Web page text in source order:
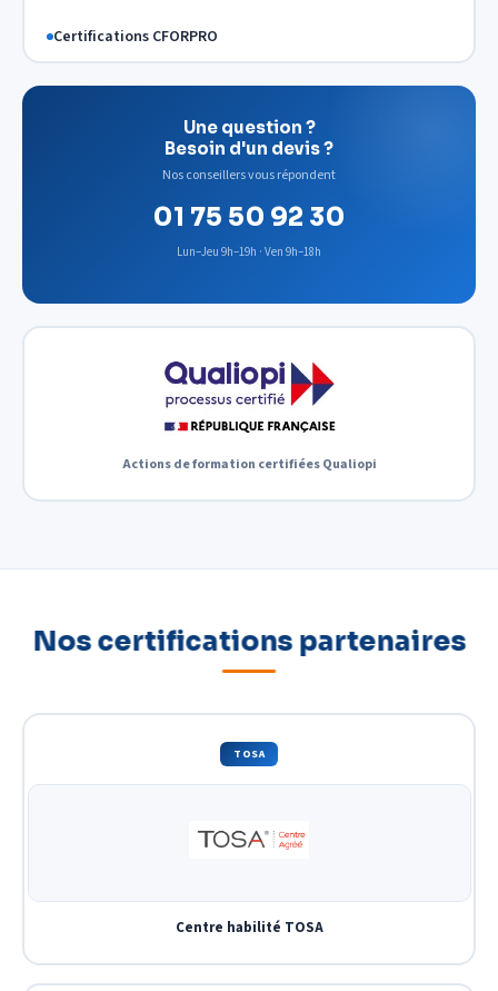
Certifications CFORPRO
Une question ?
Besoin d'un devis ?
Nos conseillers vous répondent
01 75 50 92 30
Lun–Jeu 9h–19h · Ven 9h–18h
Actions de formation certifiées Qualiopi
Nos certifications partenaires
TOSA
Centre habilité TOSA